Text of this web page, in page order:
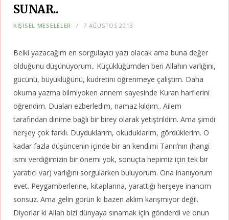
SUNAR..
KIŞISEL MESELELER 7 AĞUSTOS 2013
Belki yazacağım en sorgulayıcı yazı olacak ama buna değer
olduğunu düşünüyorum.. Küçüklüğümden beri Allahın varlığını,
gücünü, büyüklüğünü, kudretini öğrenmeye çalıştım. Daha
okuma yazma bilmiyoken annem sayesinde Kuran harflerini
öğrendim. Duaları ezberledim, namaz kıldım.. Ailem
tarafından dinime bağlı bir birey olarak yetiştrildim. Ama şimdi
herşey çok farklı. Duyduklarım, okuduklarım, gördüklerim. O
kadar fazla düşüncenin içinde bir an kendimi Tanrı’nın (hangi
ismi verdiğimizin bir önemi yok, sonuçta hepimiz için tek bir
yaratıcı var) varlığını sorgularken buluyorum. Ona inanıyorum
evet. Peygamberlerine, kitaplarına, yarattığı herşeye inancım
sonsuz. Ama gelin görün ki bazen aklım karışmıyor değil.
Diyorlar ki Allah bizi dünyaya sınamak için gönderdi ve onun